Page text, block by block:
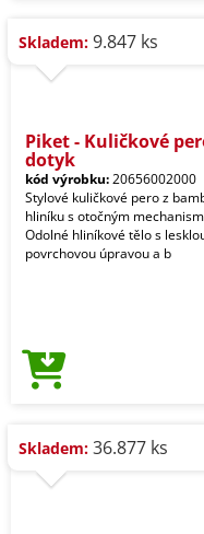
Skladem: 9.847 ks
Piket - Kuličkové
dotyk
kód výrobku:20656002000
Stylové kuličkové pero z
hliníku s otočným
Odolné hliníkové tělo s
povrchovou úpravou a b
Skladem: 36.877 ks